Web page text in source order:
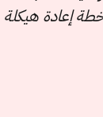
2024/2025، وذلك في إطار خطة إعادة هيكلة